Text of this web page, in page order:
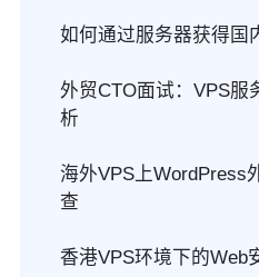
如何通过服务器获得国
外贸CTO面试：VPS服
析
海外VPS上WordPress
查
香港VPS环境下的Web